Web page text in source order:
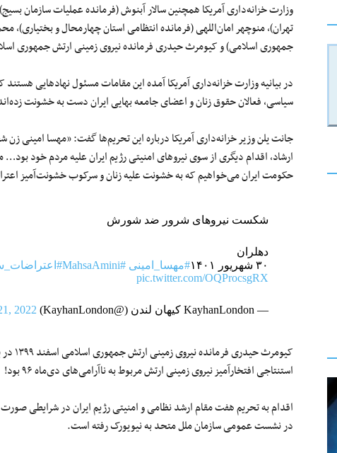
وزارت خزانه‌داری آمریکا همچنین سالار آبنوش (فرمانده عملیات سازمان
تهران)، منوچهر امان‌اللهی (فرمانده انتظامی استان چهارمحال و
جمهوری اسلامی) و کیومرث حیدری فرمانده نیروی زمینی ارتش جمهوری
در بیانیه وزارت خزانه‌داری آمریکا آمده این مقامات مسئول نهادهایی
سیاسی، فعالان حقوق زنان و اعضای جامعه بهایی ایران دست به خشونت
جانت یلن وزیر خزانه‌داری آمریکا درباره این تحریم‌ها گفت: «مهسا امینی
ارشاد، اقدام دیگری از سوی نیروهای امنیتی رژیم ایران علیه مردم خود
حکومت ایران می‌خواهیم که به خشونت علیه زنان و سرکوب خشونت‌آمیز
شکست نیروهای شرور ضد شورش
دهلران
۳۰ شهریور ۱۴۰۱
#مهسا_امینی #MahsaAmini
pic.twitter.com/OQProcsgRX
— KayhanLondon کیهان لندن (@KayhanLondon) 2022
کیومرث حیدری فرمانده نیروی زمینی ارتش جمهوری اسلامی اسفند ۱۳۹۹ در یک
استنتاجی افتخارآمیز نیروی زمینی ارتش مربوط به ناآرامی‌های دی‌ماه ۹۶ بود!
اقدام به تحریم هفت مقام ارشد نظامی و امنیتی رژیم ایران در شرایطی
در نشست عمومی سازمان ملل متحد به نیویورک رفته است.